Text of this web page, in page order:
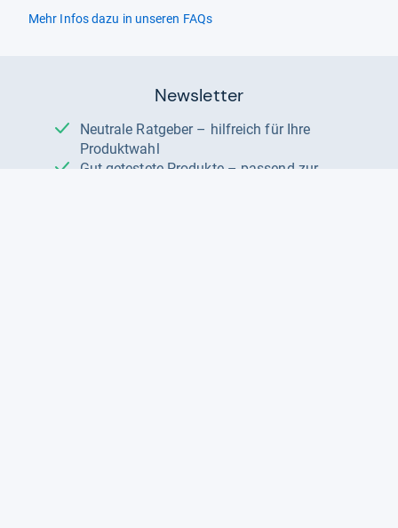
Mehr Infos dazu in unseren FAQs
Newsletter
Neutrale Ratgeber – hilfreich für Ihre
Produktwahl
Gut getestete Produkte – passend zur